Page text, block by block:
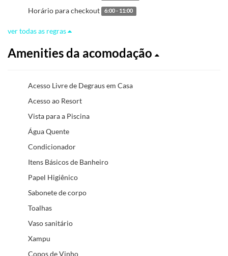
Horário para checkout 6:00 - 11:00
ver todas as regras
Amenities da acomodação
Acesso Livre de Degraus em Casa
Acesso ao Resort
Vista para a Piscina
Água Quente
Condicionador
Itens Básicos de Banheiro
Papel Higiênico
Sabonete de corpo
Toalhas
Vaso sanitário
Xampu
Copos de Vinho